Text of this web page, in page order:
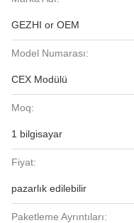
GEZHI or OEM
Model Numarası:
CEX Modülü
Moq:
1 bilgisayar
Fiyat:
pazarlık edilebilir
Paketleme Ayrıntıları: